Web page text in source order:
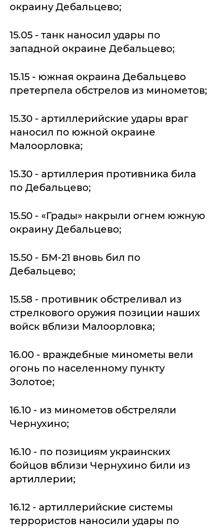
окраину Дебальцево;
15.05 - танк наносил удары по
западной окраине Дебальцево;
15.15 - южная окраина Дебальцево
претерпела обстрелов из минометов;
15.30 - артиллерийские удары враг
наносил по южной окраине
Малоорловка;
15.30 - артиллерия противника била
по Дебальцево;
15.50 - «Грады» накрыли огнем южную
окраину Дебальцево;
15.50 - БМ-21 вновь бил по
Дебальцево;
15.58 - противник обстреливал из
стрелкового оружия позиции наших
войск вблизи Малоорловка;
16.00 - враждебные минометы вели
огонь по населенному пункту
Золотое;
16.10 - из минометов обстреляли
Чернухино;
16.10 - по позициям украинских
бойцов вблизи Чернухино били из
артиллерии;
16.12 - артиллерийские системы
террористов наносили удары по